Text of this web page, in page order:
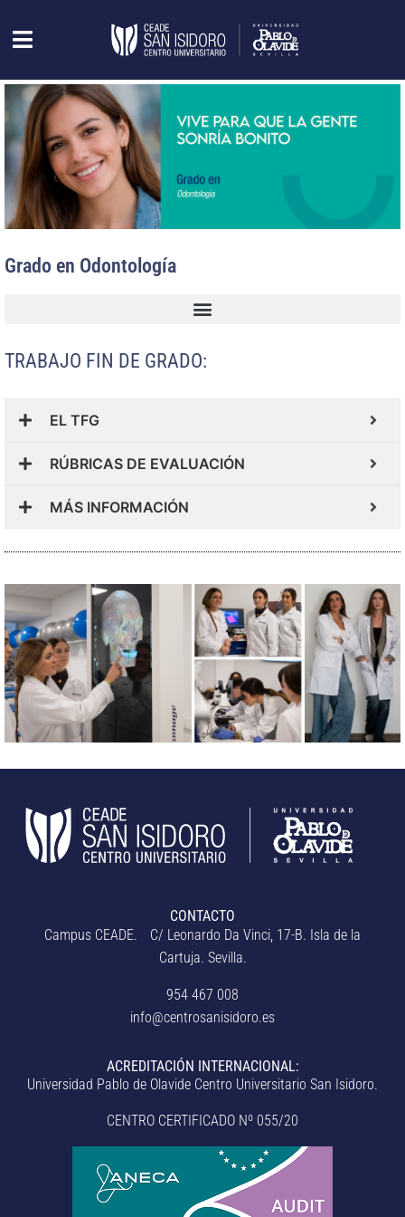
Grado en Odontología
TRABAJO FIN DE GRADO:
EL TFG
RÚBRICAS DE EVALUACIÓN
MÁS INFORMACIÓN
CONTACTO
Campus CEADE. C/ Leonardo Da Vinci, 17-B. Isla de la
Cartuja. Sevilla.
954 467 008
info@centrosanisidoro.es
ACREDITACIÓN INTERNACIONAL:
Universidad Pablo de Olavide Centro Universitario San Isidoro.
CENTRO CERTIFICADO Nº 055/20